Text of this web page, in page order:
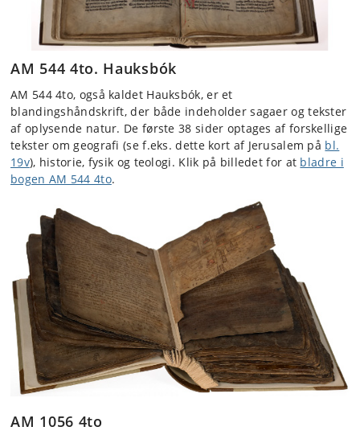
AM 544 4to. Hauksbók
AM 544 4to, også kaldet Hauksbók, er et
blandingshåndskrift, der både indeholder sagaer og tekster
af oplysende natur. De første 38 sider optages af forskellige
tekster om geografi (se f.eks. dette kort af Jerusalem på bl.
19v), historie, fysik og teologi. Klik på billedet for at bladre i
bogen AM 544 4to.
AM 1056 4to